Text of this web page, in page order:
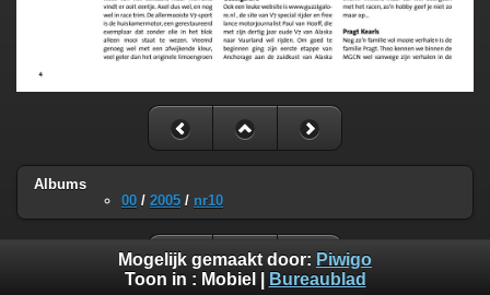
Albums
00 / 2005 / nr10
Mogelijk gemaakt door: Piwigo
Toon in : Mobiel Bureaublad